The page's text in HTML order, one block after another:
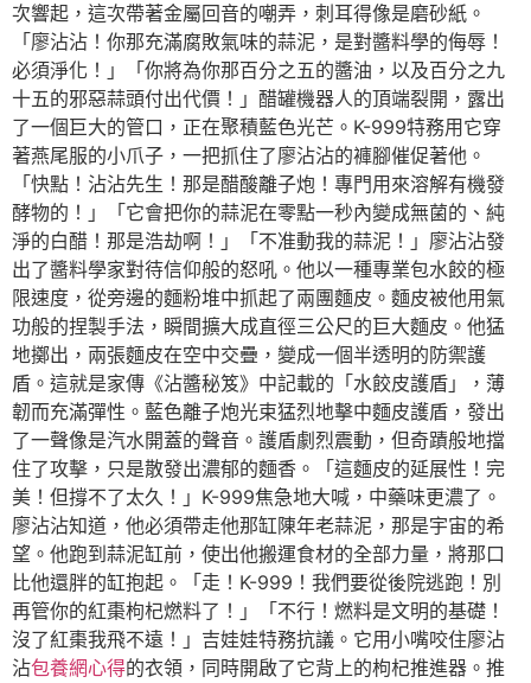
次響起，這次帶著金屬回音的嘲弄，刺耳得像是磨砂紙。
「廖沾沾！你那充滿腐敗氣味的蒜泥，是對醬料學的侮辱！
必須淨化！」「你將為你那百分之五的醬油，以及百分之九
十五的邪惡蒜頭付出代價！」醋罐機器人的頂端裂開，露出
了一個巨大的管口，正在聚積藍色光芒。K-999特務用它穿
著燕尾服的小爪子，一把抓住了廖沾沾的褲腳催促著他。
「快點！沾沾先生！那是醋酸離子炮！專門用來溶解有機發
酵物的！」「它會把你的蒜泥在零點一秒內變成無菌的、純
淨的白醋！那是浩劫啊！」「不准動我的蒜泥！」廖沾沾發
出了醬料學家對待信仰般的怒吼。他以一種專業包水餃的極
限速度，從旁邊的麵粉堆中抓起了兩團麵皮。麵皮被他用氣
功般的捏製手法，瞬間擴大成直徑三公尺的巨大麵皮。他猛
地擲出，兩張麵皮在空中交疊，變成一個半透明的防禦護
盾。這就是家傳《沾醬秘笈》中記載的「水餃皮護盾」，薄
韌而充滿彈性。藍色離子炮光束猛烈地擊中麵皮護盾，發出
了一聲像是汽水開蓋的聲音。護盾劇烈震動，但奇蹟般地擋
住了攻擊，只是散發出濃郁的麵香。「這麵皮的延展性！完
美！但撐不了太久！」K-999焦急地大喊，中藥味更濃了。
廖沾沾知道，他必須帶走他那缸陳年老蒜泥，那是宇宙的希
望。他跑到蒜泥缸前，使出他搬運食材的全部力量，將那口
比他還胖的缸抱起。「走！K-999！我們要從後院逃跑！別
再管你的紅棗枸杞燃料了！」「不行！燃料是文明的基礎！
沒了紅棗我飛不遠！」吉娃娃特務抗議。它用小嘴咬住廖沾
沾包養網心得的衣領，同時開啟了它背上的枸杞推進器。推